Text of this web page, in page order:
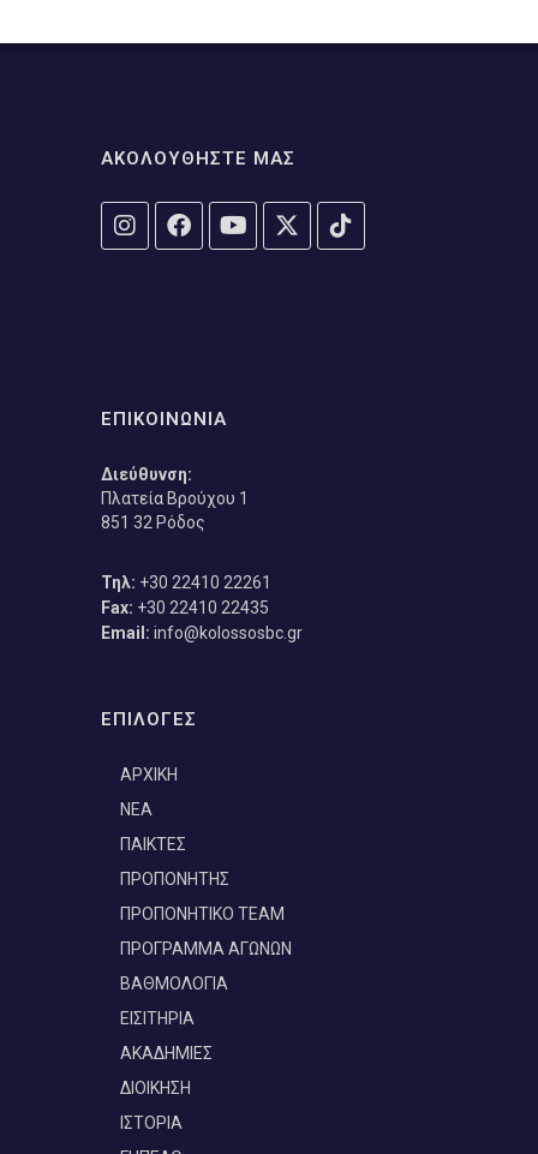
ΑΚΟΛΟΥΘΗΣΤΕ ΜΑΣ
ΕΠΙΚΟΙΝΩΝΙΑ
Διεύθυνση:
Πλατεία Βρούχου 1
851 32 Ρόδος
Τηλ: +30 22410 22261
Fax: +30 22410 22435
Email: info@kolossosbc.gr
ΕΠΙΛΟΓΕΣ
ΑΡΧΙΚΗ
ΝΕΑ
ΠΑΙΚΤΕΣ
ΠΡΟΠΟΝΗΤΗΣ
ΠΡΟΠΟΝΗΤΙΚΟ TEAM
ΠΡΟΓΡΑΜΜΑ ΑΓΩΝΩΝ
ΒΑΘΜΟΛΟΓΙΑ
ΕΙΣΙΤΗΡΙΑ
ΑΚΑΔΗΜΙΕΣ
ΔΙΟΙΚΗΣΗ
ΙΣΤΟΡΙΑ